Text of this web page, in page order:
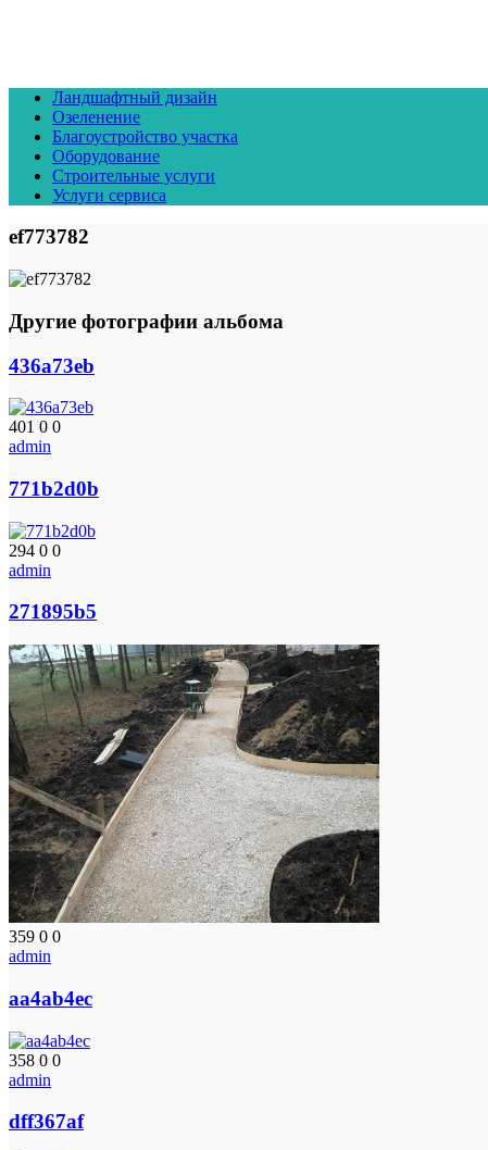
Ландшафтный дизайн
Озеленение
Благоустройство участка
Оборудование
Строительные услуги
Услуги сервиса
ef773782
Другие фотографии альбома
436a73eb
401 0 0
admin
771b2d0b
294 0 0
admin
271895b5
359 0 0
admin
aa4ab4ec
358 0 0
admin
dff367af